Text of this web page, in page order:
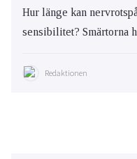
Hur länge kan
sensibilitet? Smärtorna
Redaktionen